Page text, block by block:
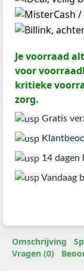
Je voorraad
voor
kritieke
zorg.
Gratis
14
Vandaag
Omschrijving
Vragen (0)